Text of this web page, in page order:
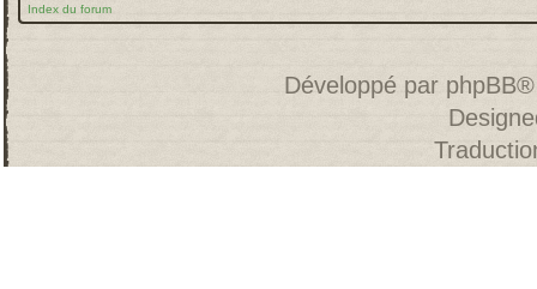
Index du forum
Développé par phpBB®